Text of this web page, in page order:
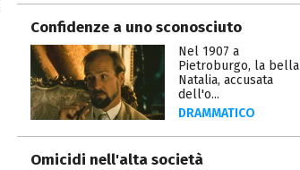
Confidenze a uno sconosciuto
Nel 1907 a
Pietroburgo, la bella
Natalia, accusata
dell'o...
DRAMMATICO
Omicidi nell'alta società